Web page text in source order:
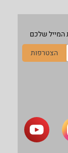
המייל שלכם
הצטרפות